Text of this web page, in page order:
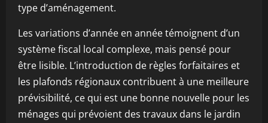
type d’aménagement.
Les variations d’année en année témoignent d’un
système fiscal local complexe, mais pensé pour
être lisible. L’introduction de règles forfaitaires et
les plafonds régionaux contribuent à une meilleure
prévisibilité, ce qui est une bonne nouvelle pour les
ménages qui prévoient des travaux dans le jardin